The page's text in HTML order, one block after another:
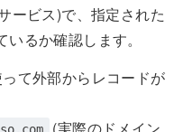
ービス)で、指定された
るか確認します。
て外部からレコードが
(実際のドメイン